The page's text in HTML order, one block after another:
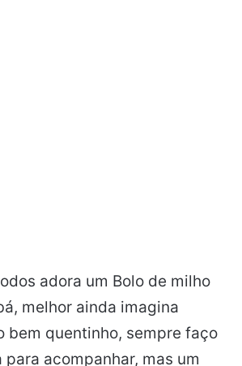
adora um Bolo de milho
melhor ainda imagina
bem quentinho, sempre faço
para acompanhar, mas um